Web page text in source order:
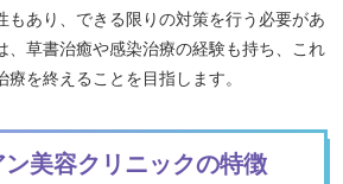
もあり、できる限りの対策を行う必要があ
、草書治癒や感染治療の経験も持ち、これ
を終えることを目指します。
ン美容クリニックの特徴